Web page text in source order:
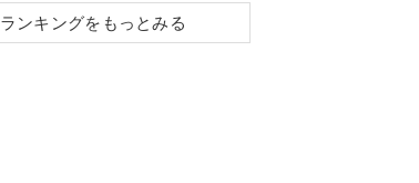
ランキングをもっとみる